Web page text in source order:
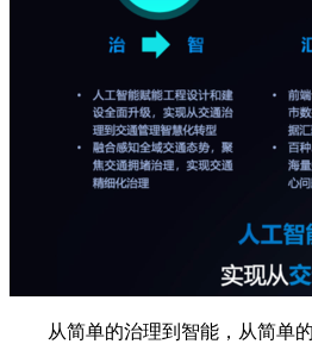
从简单的治理到智能，从简单的